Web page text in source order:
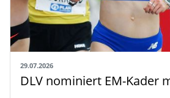
29.07.2026